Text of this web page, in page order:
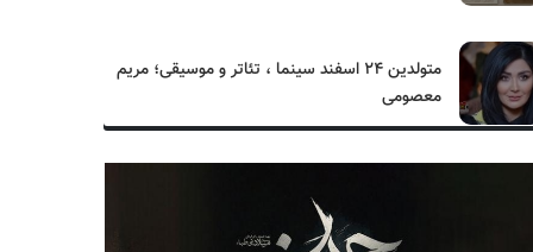
متولدین ۲۴ اسفند سینما ، تئاتر و موسیقی؛ مریم
معصومی